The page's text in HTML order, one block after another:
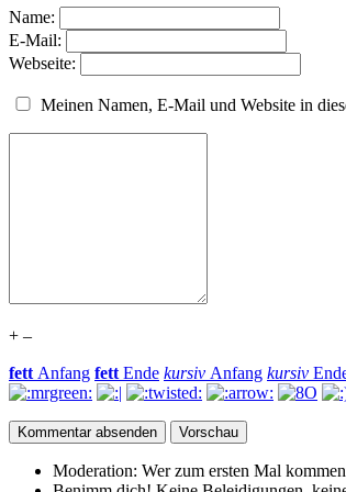
Name:
E-Mail:
Webseite:
Meinen Namen, E-Mail und Website in
+ –
fett Anfang fett Ende kursiv Anfang kursiv
Moderation: Wer zum ersten Mal